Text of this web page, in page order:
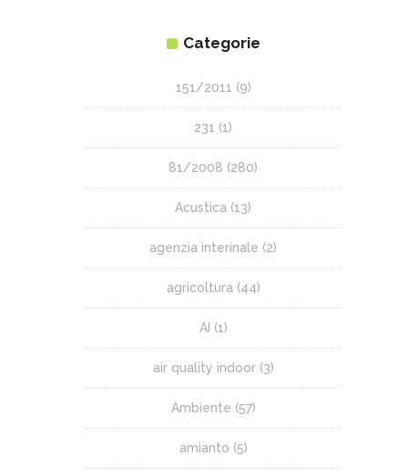
Categorie
151/2011 (9)
231 (1)
81/2008 (280)
Acustica (13)
agenzia interinale (2)
agricoltura (44)
AI (1)
air quality indoor(3)
Ambiente (57)
amianto (5)